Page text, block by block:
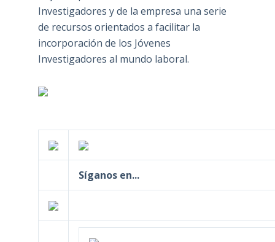
Investigadores y de la empresa una serie
de recursos orientados a facilitar la
incorporación de los Jóvenes
Investigadores al mundo laboral.
Síganos en...